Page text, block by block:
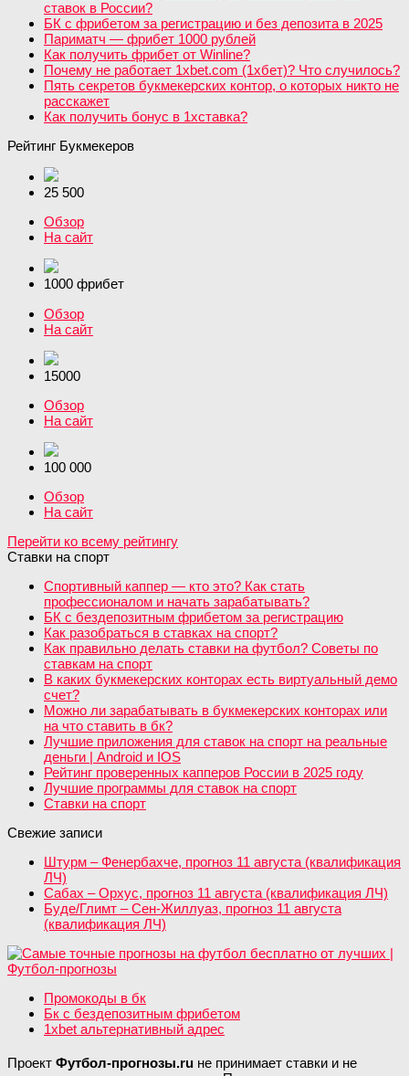
ставок в России?
БК с фрибетом за регистрацию и без депозита в 2025
Париматч — фрибет 1000 рублей
Как получить фрибет от Winline?
Почему не работает 1xbet.com (1хбет)? Что случилось?
Пять секретов букмекерских контор, о которых никто не
расскажет
Как получить бонус в 1хставка?
Рейтинг Букмекеров
25 500
Обзор
На сайт
1000 фрибет
Обзор
На сайт
15000
Обзор
На сайт
100 000
Обзор
На сайт
Перейти ко всему рейтингу
Ставки на спорт
Спортивный каппер — кто это? Как стать
профессионалом и начать зарабатывать?
БК с бездепозитным фрибетом за регистрацию
Как разобраться в ставках на спорт?
Как правильно делать ставки на футбол? Советы по
ставкам на спорт
В каких букмекерских конторах есть виртуальный демо
счет?
Можно ли зарабатывать в букмекерских конторах или
на что ставить в бк?
Лучшие приложения для ставок на спорт на реальные
деньги | Android и IOS
Рейтинг проверенных капперов России в 2025 году
Лучшие программы для ставок на спорт
Ставки на спорт
Свежие записи
Штурм – Фенербахче, прогноз 11 августа (квалификация
ЛЧ)
Сабах – Орхус, прогноз 11 августа (квалификация ЛЧ)
Буде/Глимт – Сен-Жиллуаз, прогноз 11 августа
(квалификация ЛЧ)
Промокоды в бк
Бк с бездепозитным фрибетом
1xbet альтернативный адрес
Проект Футбол-прогнозы.ru не принимает ставки и не